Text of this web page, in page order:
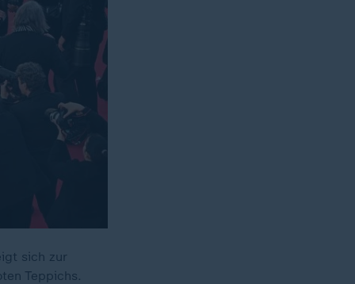
sich zur
Teppichs.